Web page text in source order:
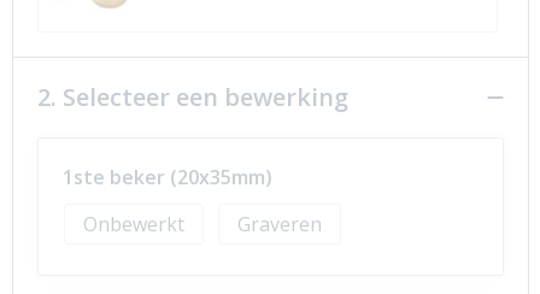
2. Selecteer een bewerking
1ste beker (20x35mm)
Onbewerkt
Graveren